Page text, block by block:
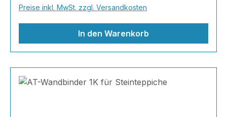
Preise inkl. MwSt. zzgl. Versandkosten
In den Warenkorb